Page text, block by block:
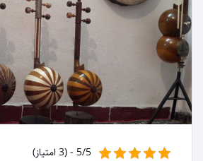
5/5 - (3 امتیاز)